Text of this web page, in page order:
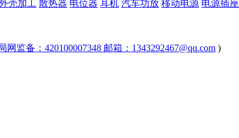
壳加工 散热器 电位器 耳机 汽车功放 移动电源 电源插座
监备：420100007348 邮箱：1343292467@qq.com )